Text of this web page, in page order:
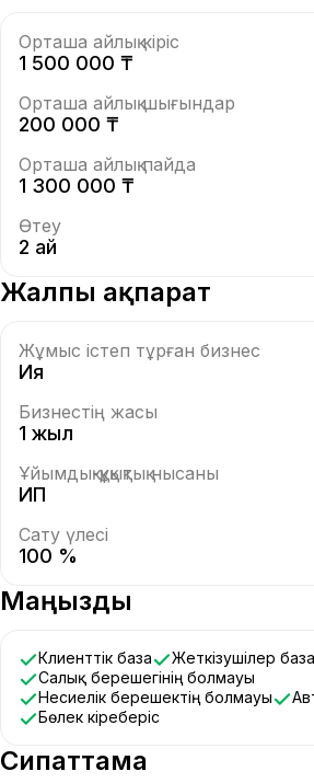
Орташа айлық кіріс
1 500 000 ₸
Орташа айлық шығындар
200 000 ₸
Орташа айлық пайда
1 300 000 ₸
Өтеу
2 ай
Жалпы ақпарат
Жұмыс істеп тұрған бизнес
Ия
Бизнестің жасы
1 жыл
Ұйымдық-құқықтық нысаны
ИП
Сату үлесі
100 %
Маңызды
Клиенттік база Жеткізушілер
Салық берешегінің болмауы
Несиелік берешектің болмауы
Бөлек кіреберіс
Сипаттама